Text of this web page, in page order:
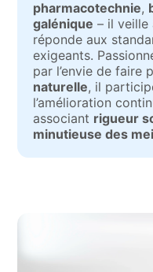
pharmacotechnie,
galénique – il veille
réponde aux
exigeants.
par l’envie de faire
naturelle, il
l’amélioration
associant rigueur
minutieuse des